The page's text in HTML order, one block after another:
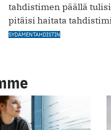
tahdistimen päällä
pitäisi haitata
SYDÄMENTAHDISTIN